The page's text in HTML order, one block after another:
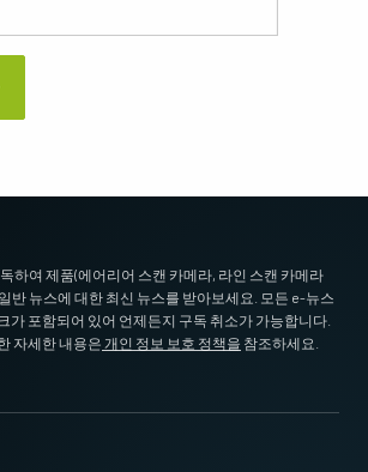
하여 제품(에어리어 스캔 카메라, 라인 스캔 카메라
반 뉴스에 대한 최신 뉴스를 받아보세요. 모든 e-뉴스
가 포함되어 있어 언제든지 구독 취소가 가능합니다.
자세한 내용은 개인 정보 보호 정책을 참조하세요.